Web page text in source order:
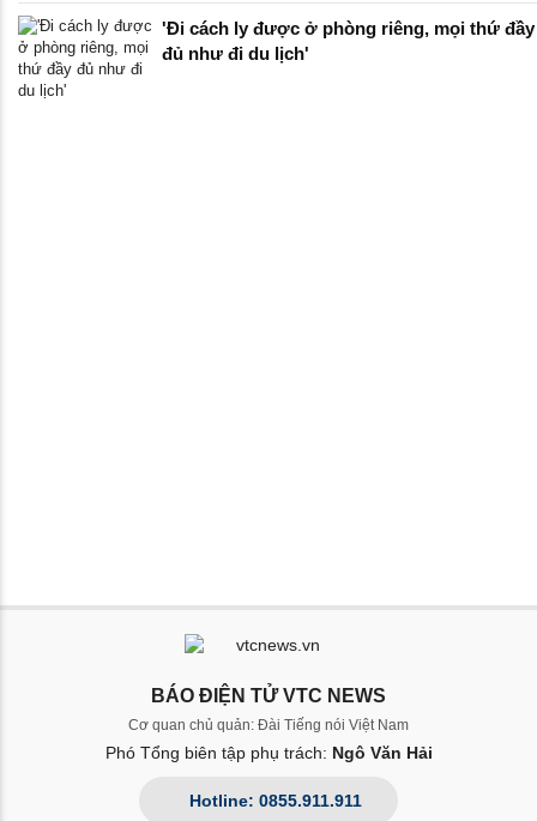
'Đi cách ly được ở phòng riêng, mọi thứ đầy
đủ như đi du lịch'
BÁO ĐIỆN TỬ VTC NEWS
Cơ quan chủ quản: Đài Tiếng nói Việt Nam
Phó Tổng biên tập phụ trách: Ngô Văn Hải
Hotline: 0855.911.911